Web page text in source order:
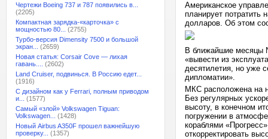
Чертежи Boeing 737 и 787 появились в...
(2205)
Компактная зарядка-«карточка» с
мощностью 80...
(2755)
Турбо-версия Dimensity 7500 и большой
экран...
(2659)
Новая статья: Corsair Cove — лихая
гавань....
(2602)
Land Cruiser, подвинься. В Россию едет...
(1916)
С дизайном как у Ferrari, полным приводом
и...
(1577)
Самый «злой» Volkswagen Tiguan:
Volkswagen...
(1428)
Новый Airbus A350F прошел важнейшую
проверку...
(1357)
Американское
планирует потратить
долларов. Об этом
В ближайшие месяцы
«вывести из
десятилетия, но уже
дипломатии».
МКС расположена на
Без регулярных
высоту, в конечном
погружении в
кораблями
откорректировать